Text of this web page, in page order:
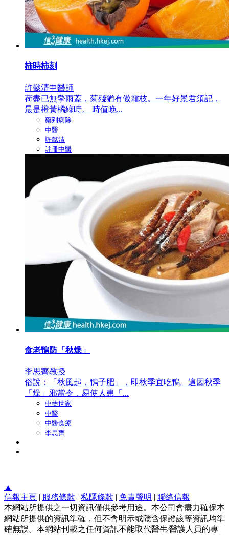
柿時柿刻
許懿清中醫師
荷盡已無擎雨蓋，菊殘猶有傲霜枝。一年好景君須記，
最是橙黃橘綠時。 時值晚...
藥到病除
中醫
許懿清
註冊中醫
食老鴨防「秋燥」
李思齊教授
俗說：「秋風起，鴨子肥」，即秋季宜吃鴨。這因秋季
「燥」邪當令，易使人患「...
中藥世家
中醫
中醫食療
李思齊
▲
信報主頁 | 服務條款 | 私隱條款 | 免責聲明 | 聯絡信報
本網站所提供之一切資訊僅供參考用途。本公司會盡力確保本
網站所提供的資訊準確，但不會明示或隱含保證該等資訊均準
確無誤。本網站刊載之任何資訊不能取代醫生∕醫護人員的專